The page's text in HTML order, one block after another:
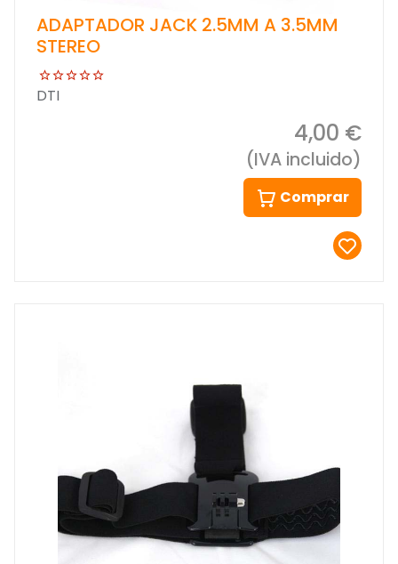
ADAPTADOR JACK 2.5MM A 3.5MM
STEREO
DTI
4,00 €
(IVA incluido)
Comprar